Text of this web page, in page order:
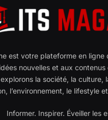
est votre plateforme en ligne
nouvelles et aux contenus
la société, la culture,
l’environnement, le lifestyle
Informer. Inspirer. Éveiller les